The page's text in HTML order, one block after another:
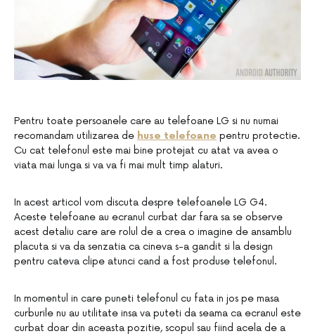
Pentru toate persoanele care au telefoane LG si nu numai
recomandam utilizarea de huse telefoane pentru protectie.
Cu cat telefonul este mai bine protejat cu atat va avea o
viata mai lunga si va va fi mai mult timp alaturi.
In acest articol vom discuta despre telefoanele LG G4.
Aceste telefoane au ecranul curbat dar fara sa se observe
acest detaliu care are rolul de a crea o imagine de ansamblu
placuta si va da senzatia ca cineva s-a gandit si la design
pentru cateva clipe atunci cand a fost produse telefonul.
In momentul in care puneti telefonul cu fata in jos pe masa
curburile nu au utilitate insa va puteti da seama ca ecranul este
curbat doar din aceasta pozitie, scopul sau fiind acela de a